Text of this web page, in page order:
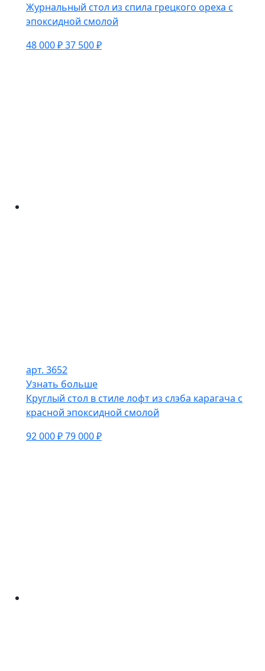
Журнальный стол из спила грецкого ореха с
эпоксидной смолой
48 000 ₽37 500 ₽
арт. 3652
Узнать больше
Круглый стол в стиле лофт из слэба карагача с
красной эпоксидной смолой
92 000 ₽79 000 ₽